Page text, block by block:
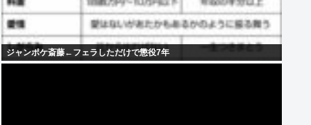
ジャンポケ斎藤←フェラしただけで懲役7年